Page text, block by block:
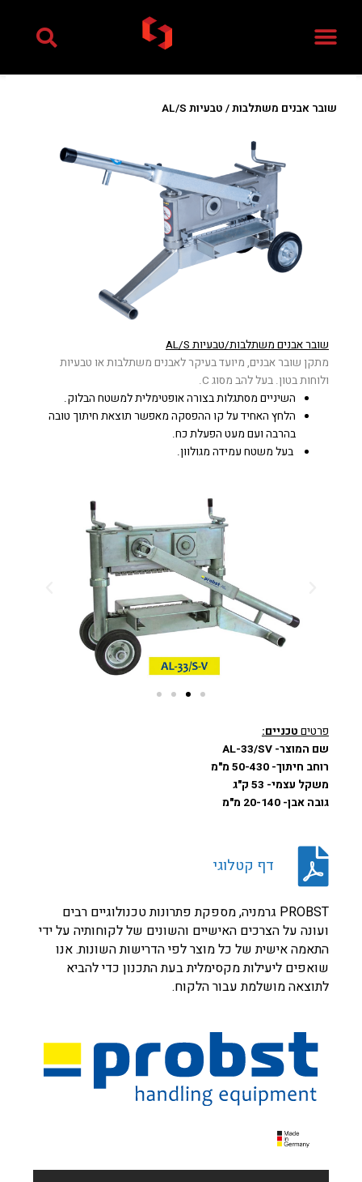
שובר אבנים משתלבות / טבעיות AL/S
שובר אבנים משתלבות/טבעיות AL/S
מתקן שובר אבנים, מיועד בעיקר לאבנים משתלבות או טבעיות
ולוחות בטון. בעל להב מסוג C.
השיניים מסתגלות בצורה אופטימלית למשטח הבלוק.
הלחץ האחיד על קו ההפסקה מאפשר תוצאת חיתוך טובה
בהרבה ועם מעט הפעלת כח.
בעל משטח עמידה מגולוון.
פרטיםטכניים:
שם המוצר- AL-33/SV
רוחב חיתוך- 50-430 מ"מ
משקל עצמי- 53 ק"ג
גובה אבן- 20-140 מ"מ
דף קטלוגי
PROBST גרמניה, מספקת פתרונות טכנולוגיים רבים
ועונה על הצרכים האישיים והשונים של לקוחותיה על ידי
התאמה אישית של כל מוצר לפי הדרישות השונות. אנו
שואפים ליעילות מקסימלית בעת התכנון כדי להביא
לתוצאה מושלמת עבור הלקוח.